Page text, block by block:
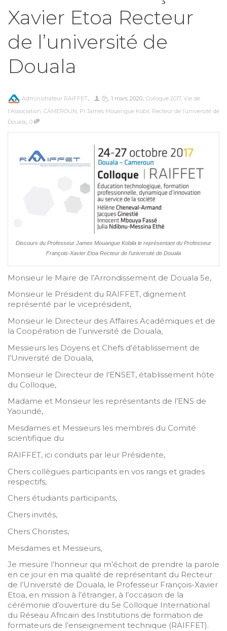
Xavier Etoa Recteur
de l’université de
Douala
Administrateur RAIFFET, , 1 mars 2020, Colloque 2017, Vie de
l'Association, CAMEROUN, Pr James Mouangue Kobil, Recteur de l’université de
Douala, 0
Discours du Professeur James Mouangue Kobila le représentant du Professeur
François-Xavier Etoa Recteur de l’université de Douala
Monsieur le Maire de l’Arrondissement de Douala 5e,
Monsieur le Président du RAIFFET, dignement
représenté par le viceprésident,
Monsieur le Directeur des Affaires Académiques et de
la Coopération de l’université de Douala,
Messieurs les Doyens et Chefs d’établissement de
l’Université de Douala,
Monsieur le Directeur de l’ENSET, établissement hôte
du Colloque,
Madame et Monsieur les représentants de l’ENS de
Yaoundé,
Mesdames et Messieurs les membres du Comité
scientifique du
RAIFFET, ici conduits par leur Présidente,
Chers collègues participants en vos rangs et grades
respectifs,
Chers étudiants participants,
Chers invités,
Chers Choristes,
Mesdames et Messieurs,
Je mesure l’honneur qui m’échoit de prendre la parole
en ce jour en ma qualité de représentant du Recteur
de l’Université de Douala, le Professeur François-Xavier
Etoa, en mission à l’étranger, à l’occasion de la
cérémonie d’ouverture du 5e Colloque International
du Réseau Africain des Institutions de formation de
formateurs de l’enseignement technique (RAIFFET).